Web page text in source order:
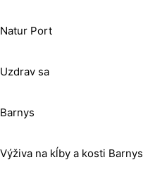
Natur Port
Uzdrav sa
Barnys
Výživa na kĺby a kosti Barnys